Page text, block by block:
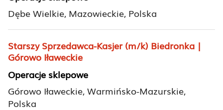
Dębe Wielkie, Mazowieckie, Polska
Starszy Sprzedawca-Kasjer (m/k) Biedronka |
Górowo Iławeckie
Operacje sklepowe
Górowo Iławeckie, Warmińsko-Mazurskie,
Polska